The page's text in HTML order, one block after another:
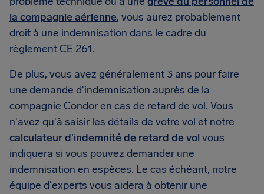
la compagnie aérienne, vous aurez probablement
droit à une indemnisation dans le cadre du
règlement CE 261.
De plus, vous avez généralement 3 ans pour faire
une demande d'indemnisation auprès de la
compagnie Condor en cas de retard de vol. Vous
n'avez qu'à saisir les détails de votre vol et notre
calculateur d'indemnité de retard de vol vous
indiquera si vous pouvez demander une
indemnisation en espèces. Le cas échéant, notre
équipe d'experts vous aidera à obtenir une